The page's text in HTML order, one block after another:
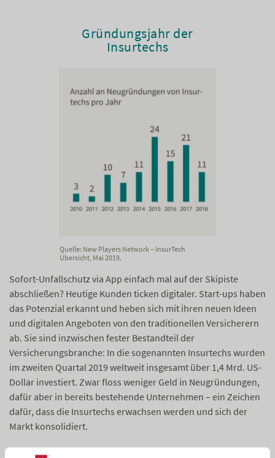
Gründungsjahr der
Insurtechs
Quelle: New Players Network – InsurTech
Übersicht, Mai 2019.
Sofort-Unfallschutz via App einfach mal auf der Skipiste
abschließen? Heutige Kunden ticken digitaler. Start-ups haben
das Potenzial erkannt und heben sich mit ihren neuen Ideen
und digitalen Angeboten von den traditionellen Versicherern
ab. Sie sind inzwischen fester Bestandteil der
Versicherungsbranche: In die sogenannten Insurtechs wurden
im zweiten Quartal 2019 weltweit insgesamt über 1,4 Mrd. US-
Dollar investiert. Zwar floss weniger Geld in Neugründungen,
dafür aber in bereits bestehende Unternehmen – ein Zeichen
dafür, dass die Insurtechs erwachsen werden und sich der
Markt konsolidiert.